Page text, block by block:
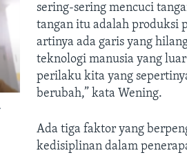
sering-sering mencuci
tangan itu adalah produksi
artinya ada garis yang
teknologi manusia yang
perilaku kita yang
berubah,” kata Wening.
Ada tiga faktor yang
kedisiplinan dalam